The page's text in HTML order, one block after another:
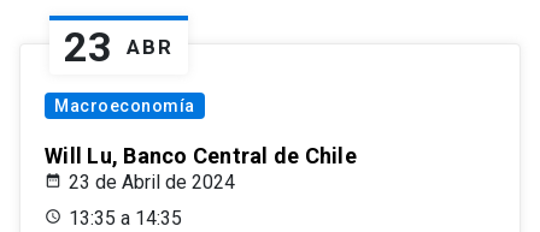
23 ABR
Macroeconomía
Will Lu, Banco Central de Chile
23 de Abril de 2024
13:35 a 14:35